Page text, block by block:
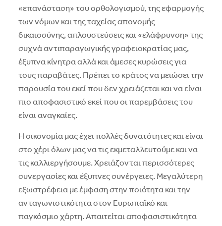
«επανάσταση» του ορθολογισμού, της εφαρμογής
των νόμων και της ταχείας απονομής
δικαιοσύνης, απλουστεύσεις και «ελάφρυνση» της
συχνά αντιπαραγωγικής γραφειοκρατίας μας,
έξυπνα κίνητρα αλλά και άμεσες κυρώσεις για
τους παραβάτες. Πρέπει το κράτος να μειώσει την
παρουσία του εκεί που δεν χρειάζεται και να είναι
πιο αποφασιστικό εκεί που οι παρεμβάσεις του
είναι αναγκαίες.
Η οικονομία μας έχει πολλές δυνατότητες και είναι
στο χέρι όλων μας να τις εκμεταλλευτούμε και να
τις καλλιεργήσουμε. Χρειάζονται περισσότερες
συνεργασίες και έξυπνες συνέργειες. Μεγαλύτερη
εξωστρέφεια με έμφαση στην ποιότητα και την
ανταγωνιστικότητα στον Ευρωπαϊκό και
παγκόσμιο χάρτη. Απαιτείται αποφασιστικότητα